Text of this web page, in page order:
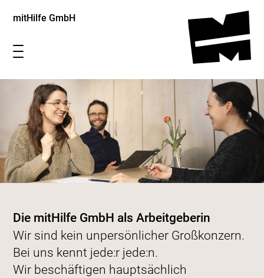
mitHilfe GmbH
Die mitHilfe GmbH als Arbeitgeberin
Wir sind kein unpersönlicher Großkonzern.
Bei uns kennt jede:r jede:n.
Wir beschäftigen hauptsächlich